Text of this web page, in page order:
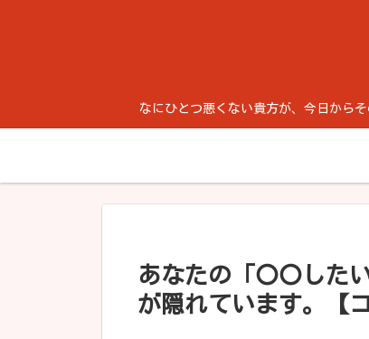
なにひとつ悪くない貴方が、今日から
あなたの「〇〇した
が隠れています。【